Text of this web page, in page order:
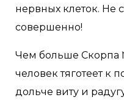
нервных клеток. Не
совершенно!
Чем больше Скорпа
человек тяготеет к
дольче виту и